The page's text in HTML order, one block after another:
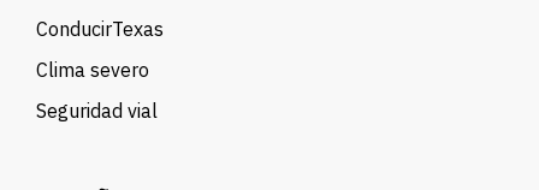
ConducirTexas
Clima severo
Seguridad vial